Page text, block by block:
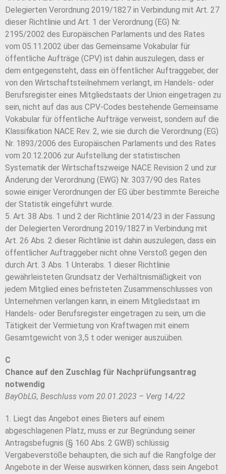
Delegierten Verordnung 2019/1827 in Verbindung mit Art. 27
dieser Richtlinie und Art. 1 der Verordnung (EG) Nr.
2195/2002 des Europäischen Parlaments und des Rates
vom 05.11.2002 über das Gemeinsame Vokabular für
öffentliche Aufträge (CPV) ist dahin auszulegen, dass er
dem entgegensteht, dass ein öffentlicher Auftraggeber, der
von den Wirtschaftsteilnehmern verlangt, im Handels- oder
Berufsregister eines Mitgliedstaats der Union eingetragen zu
sein, nicht auf das aus CPV-Codes bestehende Gemeinsame
Vokabular für öffentliche Aufträge verweist, sondern auf die
Klassifikation NACE Rev. 2, wie sie durch die Verordnung (EG)
Nr. 1893/2006 des Europäischen Parlaments und des Rates
vom 20.12.2006 zur Aufstellung der statistischen
Systematik der Wirtschaftszweige NACE Revision 2 und zur
Änderung der Verordnung (EWG) Nr. 3037/90 des Rates
sowie einiger Verordnungen der EG über bestimmte Bereiche
der Statistik eingeführt wurde.
5. Art. 38 Abs. 1 und 2 der Richtlinie 2014/23 in der Fassung
der Delegierten Verordnung 2019/1827 in Verbindung mit
Art. 26 Abs. 2 dieser Richtlinie ist dahin auszulegen, dass ein
öffentlicher Auftraggeber nicht ohne Verstoß gegen den
durch Art. 3 Abs. 1 Unterabs. 1 dieser Richtlinie
gewährleisteten Grundsatz der Verhältnismäßigkeit von
jedem Mitglied eines befristeten Zusammenschlusses von
Unternehmen verlangen kann, in einem Mitgliedstaat im
Handels- oder Berufsregister eingetragen zu sein, um die
Tätigkeit der Vermietung von Kraftwagen mit einem
Gesamtgewicht von 3,5 t oder weniger auszuüben.
C
Chance auf den Zuschlag für Nachprüfungsantrag
notwendig
BayObLG, Beschluss vom 20.01.2023 – Verg 14/22
1. Liegt das Angebot eines Bieters auf einem
abgeschlagenen Platz, muss er zur Begründung seiner
Antragsbefugnis (§ 160 Abs. 2 GWB) schlüssig
Vergabeverstöße behaupten, die sich auf die Rangfolge der
Angebote in der Weise auswirken können, dass sein Angebot